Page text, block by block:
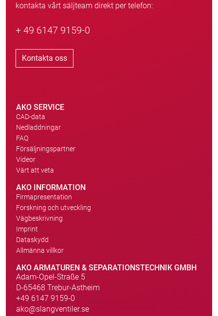
kontakta vårt säljteam direkt per telefon:
+ 49 6147 9159-0
Kontakta oss
AKO SERVICE
CAD-data
Nedladdningar
FAQ
Försäljningspartner
Videor
Värt att veta
AKO INFORMATION
Firmapresentation
Forskning och utveckling
Vägbeskrivning
Imprint
Dataskydd
Allmänna villkor
AKO ARMATUREN & SEPARATIONSTECHNIK GMBH
Adam-Opel-Straße 5
D-65468 Trebur-Astheim
+49 6147 9159-0
ako@slangventiler.se